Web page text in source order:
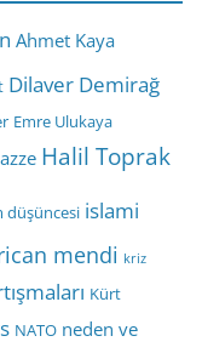
Ahmet Kaya
Dilaver Demirağ
Emre Ulukaya
Halil Toprak
düşüncesi islami
mendi kriz
Kürt
NATO neden ve